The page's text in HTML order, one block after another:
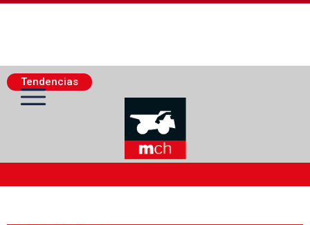
Tendencias
Actualidad Minera